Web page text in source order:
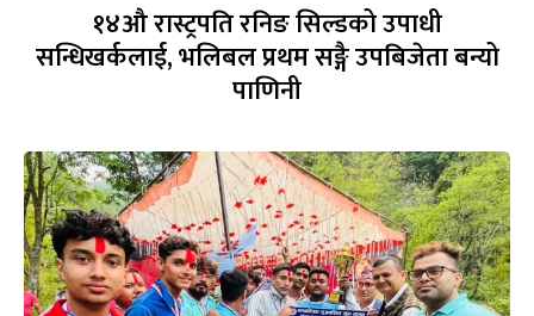
१४औ रास्ट्रपति रनिङ सिल्डको उपाधी
सन्धिखर्कलाई, भलिबल प्रथम सङ्गै उपबिजेता बन्यो
पाणिनी